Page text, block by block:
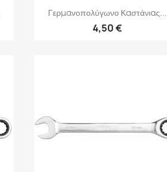
Γρήγορη προβολή
Γερμανοπολύγωνο Καστάνιας...
4,50 €